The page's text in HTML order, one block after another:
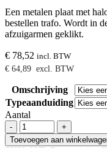
Een metalen plaat met
bestellen trafo. Wordt in
afzuigarmen geklikt.
€ 78,52 incl. BTW
€ 64,89 excl. BTW
Omschrijving
Typeaanduiding
Aantal
-
Verlichtingsset
aantal
+
Toevoegen aan